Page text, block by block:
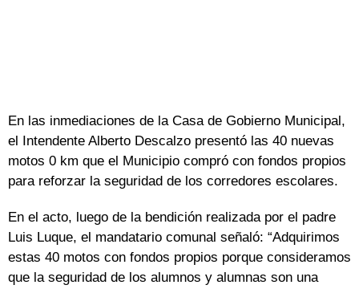
En las inmediaciones de la Casa de Gobierno Municipal,
el Intendente Alberto Descalzo presentó las 40 nuevas
motos 0 km que el Municipio compró con fondos propios
para reforzar la seguridad de los corredores escolares.
En el acto, luego de la bendición realizada por el padre
Luis Luque, el mandatario comunal señaló: “Adquirimos
estas 40 motos con fondos propios porque consideramos
que la seguridad de los alumnos y alumnas son una